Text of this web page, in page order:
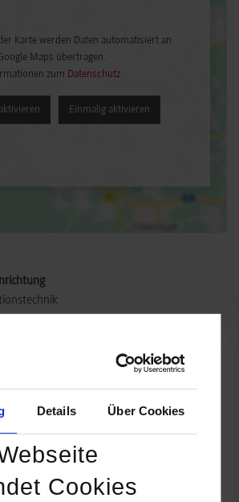
Details Über Cookies
Cookies
Karte werden Daten automatisiert an
Maps übertragen.
zum Datenschutz
Einmalig aktivieren
ag.de